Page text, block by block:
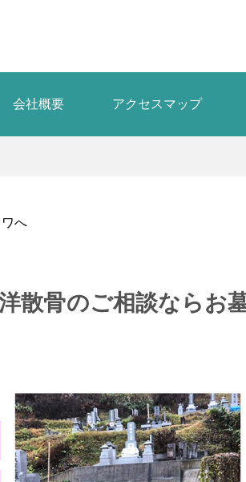
会社概要 アクセスマップ
へ
散骨のご相談ならお